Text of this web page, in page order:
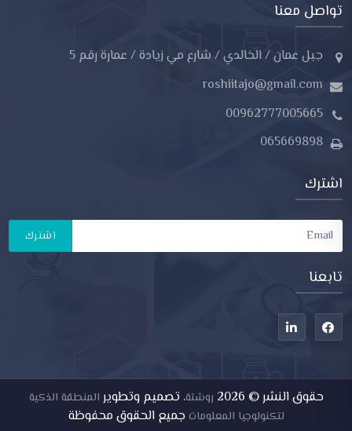
تواصل معنا
جبل عمان / الخالدي / شارع مي زيادة / عمارة رقم 5
roshiitajo@gmail.com
00962777005665
065669898
اشترك
اشترك
تابعنا
حقوق النشر © 2026 روشتة. تصميم وتطوير المنطقة الذكية
لتكنولوجيا المعلومات جميع الحقوق محفوظة